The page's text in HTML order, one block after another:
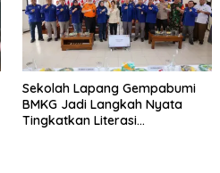
Sekolah Lapang Gempabumi
BMKG Jadi Langkah Nyata
Tingkatkan Literasi